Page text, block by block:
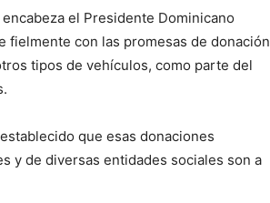
el Presidente Dominicano
fielmente con las promesas de donación
tipos de vehículos, como parte del
que esas donaciones
y de diversas entidades sociales son a